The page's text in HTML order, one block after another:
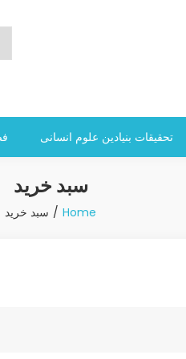
تحقیقات بنیادین علوم انسانی
سبد خرید
Home سبد خرید